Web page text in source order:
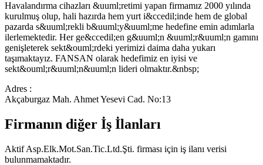
Havalandırma cihazları &uuml;retimi yapan firmamız 2000 yılında
kurulmuş olup, hali hazırda hem yurt i&ccedil;inde hem de global
pazarda s&uuml;rekli b&uuml;y&uuml;me hedefine emin adımlarla
ilerlemektedir. Her ge&ccedil;en g&uuml;n &uuml;r&uuml;n gamını
genişleterek sekt&ouml;rdeki yerimizi daima daha yukarı
taşımaktayız. FANSAN olarak hedefimiz en iyisi ve
sekt&ouml;r&uuml;n&uuml;n lideri olmaktır.&nbsp;
Adres :
Akçaburgaz Mah. Ahmet Yesevi Cad. No:13
Firmanın diğer İş İlanları
Aktif Asp.Elk.Mot.San.Tic.Ltd.Şti. firması için iş ilanı verisi
bulunmamaktadır.